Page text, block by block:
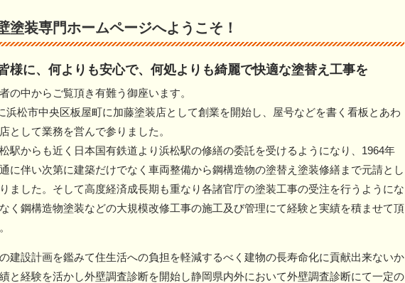
塗装専門ホームページへようこそ！
様に、何よりも安心で、何処よりも綺麗で快適な塗替え工事を
の中からご覧頂き有難う御座います。
浜松市中央区板屋町に加藤塗装店として創業を開始し、屋号などを書く看板とあわ
として業務を営んで参りました。
駅からも近く日本国有鉄道より浜松駅の修繕の委託を受けるようになり、1964年
に伴い次第に建築だけでなく車両整備から鋼構造物の塗替え塗装修繕まで元請とし
ました。そして高度経済成長期も重なり各諸官庁の塗装工事の受注を行うようにな
く鋼構造物塗装などの大規模改修工事の施工及び管理にて経験と実績を積ませて頂
建設計画を鑑みて住生活への負担を軽減するべく建物の長寿命化に貢献出来ないか
と経験を活かし外壁調査診断を開始し静岡県内外において外壁調査診断にて一定の